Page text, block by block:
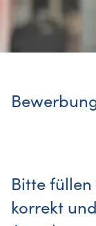
Bitte
korrekt